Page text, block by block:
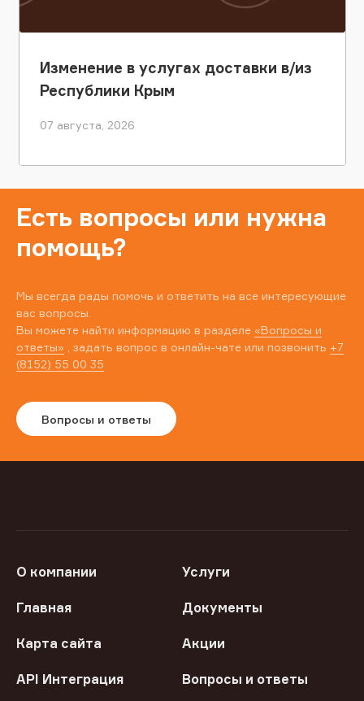
Изменение в услугах доставки в/из
Республики Крым
07 августа, 2026
Есть вопросы или нужна
помощь?
Мы всегда рады помочь и ответить на все интересующие
вас вопросы.
Вы можете найти информацию в разделе «Вопросы и
ответы» , задать вопрос в онлайн-чате или позвонить +7
(8152) 55 00 35
Вопросы и ответы
О компании Услуги
Главная Документы
Карта сайта Акции
API Интеграция Вопросы и ответы